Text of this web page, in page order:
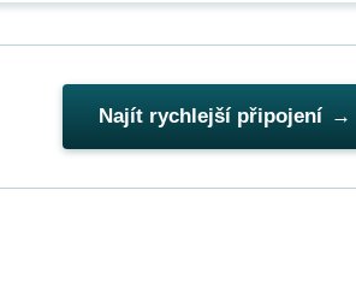
Najít rychlejší připojení